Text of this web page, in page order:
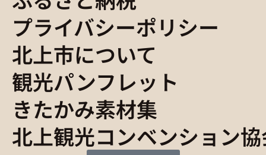
プライバシーポリシー
北上市について
観光パンフレット
きたかみ素材集
北上観光コンベンション